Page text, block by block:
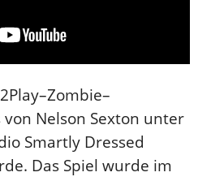
–Zombie–
von Nelson Sexton unter
Smartly Dressed
Das Spiel wurde im